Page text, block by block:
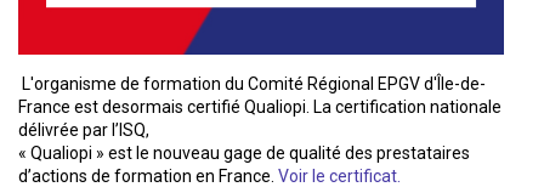
L'organisme de formation du Comité Régional EPGV d'Île-de-
France est desormais certifié Qualiopi. La certification nationale
délivrée par l’ISQ,
« Qualiopi » est le nouveau gage de qualité des prestataires
d’actions de formation en France. Voir le certificat.